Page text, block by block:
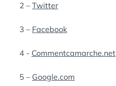
2 – Twitter
3 – Facebook
4 - Commentcamarche.net
5 – Google.com